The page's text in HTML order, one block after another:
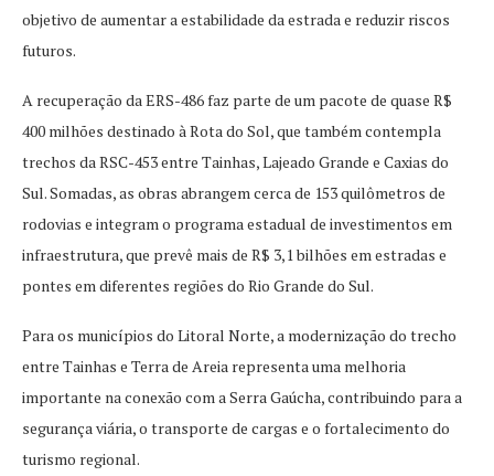
objetivo de aumentar a estabilidade da estrada e reduzir riscos
futuros.
A recuperação da ERS-486 faz parte de um pacote de quase R$
400 milhões destinado à Rota do Sol, que também contempla
trechos da RSC-453 entre Tainhas, Lajeado Grande e Caxias do
Sul. Somadas, as obras abrangem cerca de 153 quilômetros de
rodovias e integram o programa estadual de investimentos em
infraestrutura, que prevê mais de R$ 3,1 bilhões em estradas e
pontes em diferentes regiões do Rio Grande do Sul.
Para os municípios do Litoral Norte, a modernização do trecho
entre Tainhas e Terra de Areia representa uma melhoria
importante na conexão com a Serra Gaúcha, contribuindo para a
segurança viária, o transporte de cargas e o fortalecimento do
turismo regional.